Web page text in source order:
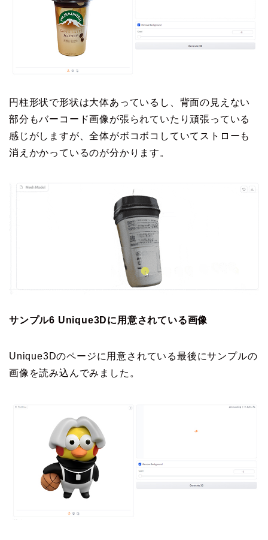
円柱形状で形状は大体あっているし、背面の見えない
部分もバーコード画像が張られていたり頑張っている
感じがしますが、全体がボコボコしていてストローも
消えかかっているのが分かります。
サンプル6 Unique3Dに用意されている画像
Unique3Dのページに用意されている最後にサンプルの
画像を読み込んでみました。